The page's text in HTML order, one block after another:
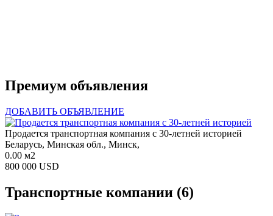
Премиум объявления
ДОБАВИТЬ ОБЪЯВЛЕНИЕ
Продается транспортная компания с 30-летней историей
Беларусь, Минская обл., Минск,
0.00 м2
800 000 USD
Транспортные компании (6)